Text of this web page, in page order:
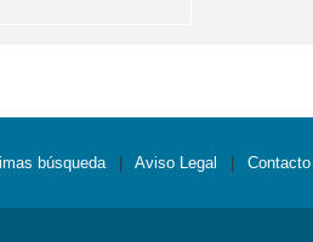
búsqueda Aviso Legal Contacto